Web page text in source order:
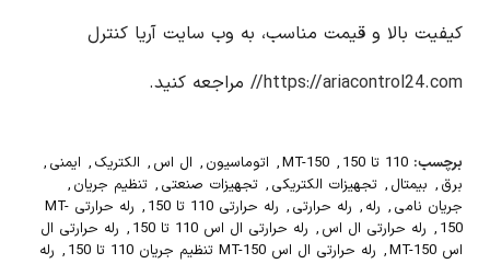
کیفیت بالا و قیمت مناسب، به وب سایت آریا کنترل
https://ariacontrol24.com//
مراجعه کنید.
برچسب: 110 تا 150 ,
MT-150
, اتوماسیون , ال اس , الکتریک , ایمنی ,
برق , بیمتال , تجهیزات الکتریکی , تجهیزات صنعتی , تنظیم جریان ,
جریان نامی , رله , رله حرارتی , رله حرارتی 110 تا 150 ,
رله حرارتی MT-
150
, رله حرارتی ال اس , رله حرارتی ال اس 110 تا 150 , رله حرارتی ال
اس MT-150
, رله حرارتی ال اس MT-150 تنظیم جریان 110 تا 150 , رله